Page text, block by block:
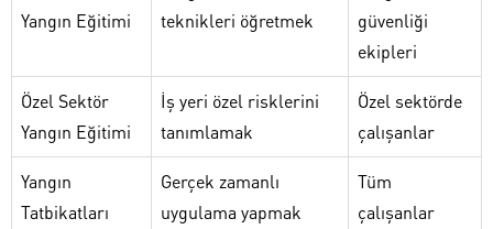
Yangın Eğitimi
teknikleri öğretmek
güvenliği
ekipleri
Özel Sektör
Yangın Eğitimi
İş yeri özel risklerini
tanımlamak
Özel sektörde
çalışanlar
Yangın
Tatbikatları
Gerçek zamanlı
uygulama yapmak
Tüm
çalışanlar